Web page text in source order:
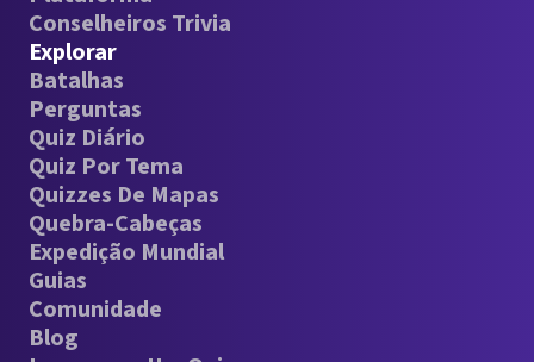
Conselheiros Trivia
Explorar
Batalhas
Perguntas
Quiz Diário
Quiz Por Tema
Quizzes De Mapas
Quebra-Cabeças
Expedição Mundial
Guias
Comunidade
Blog